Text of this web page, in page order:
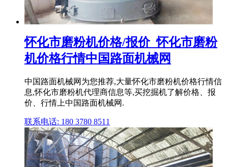
怀化市磨粉机价格/报价_怀化市磨粉
机价格行情中国路面机械网
中国路面机械网为您推荐,大量怀化市磨粉机价格行情信
息,怀化市磨粉机代理商信息等,买挖掘机了解价格、报
价、行情上中国路面机械网.
联系电话: 180 3780 8511